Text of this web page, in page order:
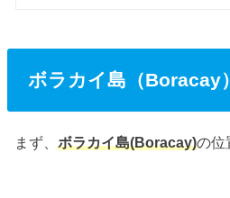
ボラカイ島（Boracay
まず、ボラカイ島(Boracay)の位